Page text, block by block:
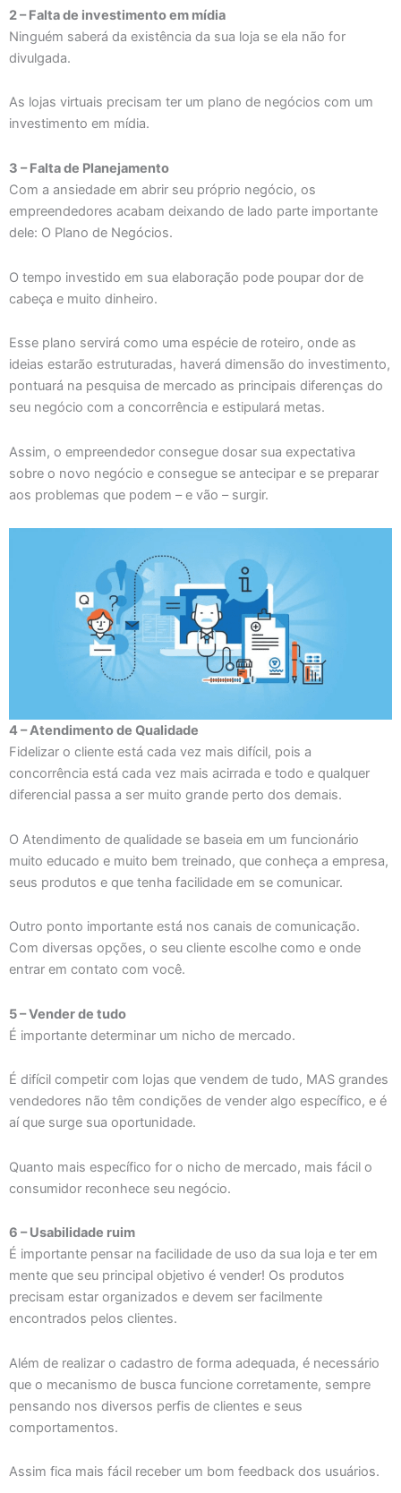
2 – Falta de investimento em mídia
Ninguém saberá da existência da sua loja se ela não for
divulgada.
As lojas virtuais precisam ter um plano de negócios com um
investimento em mídia.
3 – Falta de Planejamento
Com a ansiedade em abrir seu próprio negócio, os
empreendedores acabam deixando de lado parte importante
dele: O Plano de Negócios.
O tempo investido em sua elaboração pode poupar dor de
cabeça e muito dinheiro.
Esse plano servirá como uma espécie de roteiro, onde as
ideias estarão estruturadas, haverá dimensão do investimento,
pontuará na pesquisa de mercado as principais diferenças do
seu negócio com a concorrência e estipulará metas.
Assim, o empreendedor consegue dosar sua expectativa
sobre o novo negócio e consegue se antecipar e se preparar
aos problemas que podem – e vão – surgir.
4 – Atendimento de Qualidade
Fidelizar o cliente está cada vez mais difícil, pois a
concorrência está cada vez mais acirrada e todo e qualquer
diferencial passa a ser muito grande perto dos demais.
O Atendimento de qualidade se baseia em um funcionário
muito educado e muito bem treinado, que conheça a empresa,
seus produtos e que tenha facilidade em se comunicar.
Outro ponto importante está nos canais de comunicação.
Com diversas opções, o seu cliente escolhe como e onde
entrar em contato com você.
5 – Vender de tudo
É importante determinar um nicho de mercado.
É difícil competir com lojas que vendem de tudo, MAS grandes
vendedores não têm condições de vender algo específico, e é
aí que surge sua oportunidade.
Quanto mais específico for o nicho de mercado, mais fácil o
consumidor reconhece seu negócio.
6 – Usabilidade ruim
É importante pensar na facilidade de uso da sua loja e ter em
mente que seu principal objetivo é vender! Os produtos
precisam estar organizados e devem ser facilmente
encontrados pelos clientes.
Além de realizar o cadastro de forma adequada, é necessário
que o mecanismo de busca funcione corretamente, sempre
pensando nos diversos perfis de clientes e seus
comportamentos.
Assim fica mais fácil receber um bom feedback dos usuários.